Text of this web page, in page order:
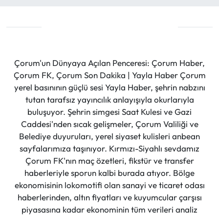
Çorum'un Dünyaya Açılan Penceresi: Çorum Haber,
Çorum FK, Çorum Son Dakika | Yayla Haber Çorum
yerel basınının güçlü sesi Yayla Haber, şehrin nabzını
tutan tarafsız yayıncılık anlayışıyla okurlarıyla
buluşuyor. Şehrin simgesi Saat Kulesi ve Gazi
Caddesi'nden sıcak gelişmeler, Çorum Valiliği ve
Belediye duyuruları, yerel siyaset kulisleri anbean
sayfalarımıza taşınıyor. Kırmızı-Siyahlı sevdamız
Çorum FK'nın maç özetleri, fikstür ve transfer
haberleriyle sporun kalbi burada atıyor. Bölge
ekonomisinin lokomotifi olan sanayi ve ticaret odası
haberlerinden, altın fiyatları ve kuyumcular çarşısı
piyasasına kadar ekonominin tüm verileri analiz